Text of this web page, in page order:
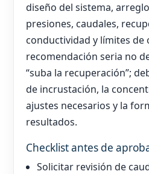
diseño del sistema,
presiones, caudales,
conductividad y límites de
recomendación seria no
“suba la recuperación”;
de incrustación, la
ajustes necesarios y la
resultados.
Checklist antes de
Solicitar revisión de